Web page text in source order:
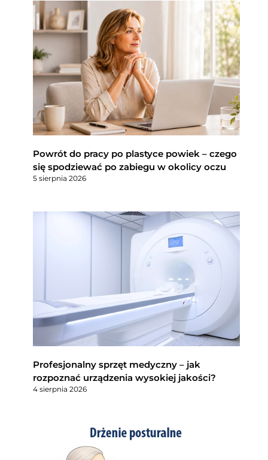
Powrót do pracy po plastyce powiek – czego
się spodziewać po zabiegu w okolicy oczu
5 sierpnia 2026
Profesjonalny sprzęt medyczny – jak
rozpoznać urządzenia wysokiej jakości?
4 sierpnia 2026